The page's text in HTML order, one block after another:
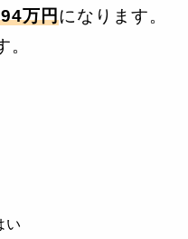
万円になります。
い